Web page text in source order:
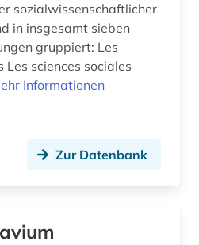
sozialwissenschaftlicher
in insgesamt sieben
gruppiert: Les
sciences sociales
Informationen
Zur Datenbank